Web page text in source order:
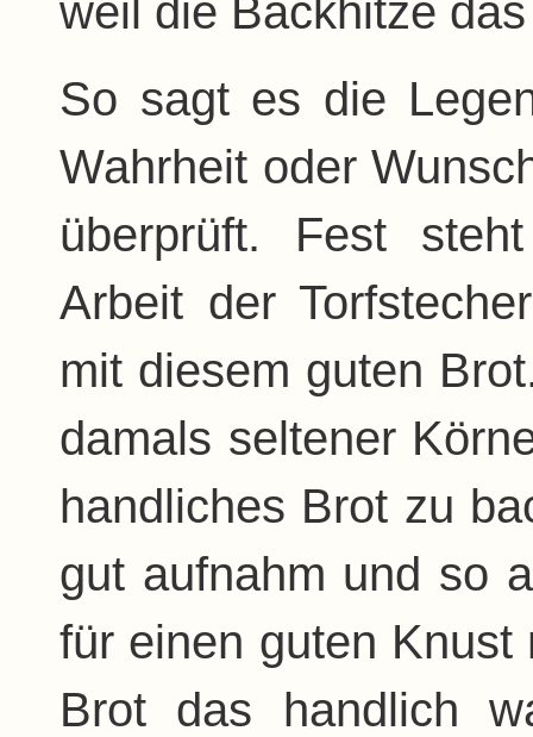
weil die Backhitze
So sagt es die
Wahrheit oder
überprüft. Fest
Arbeit der
mit diesem guten
damals seltener
handliches Brot zu
gut aufnahm und so
für einen guten
Brot das handlich